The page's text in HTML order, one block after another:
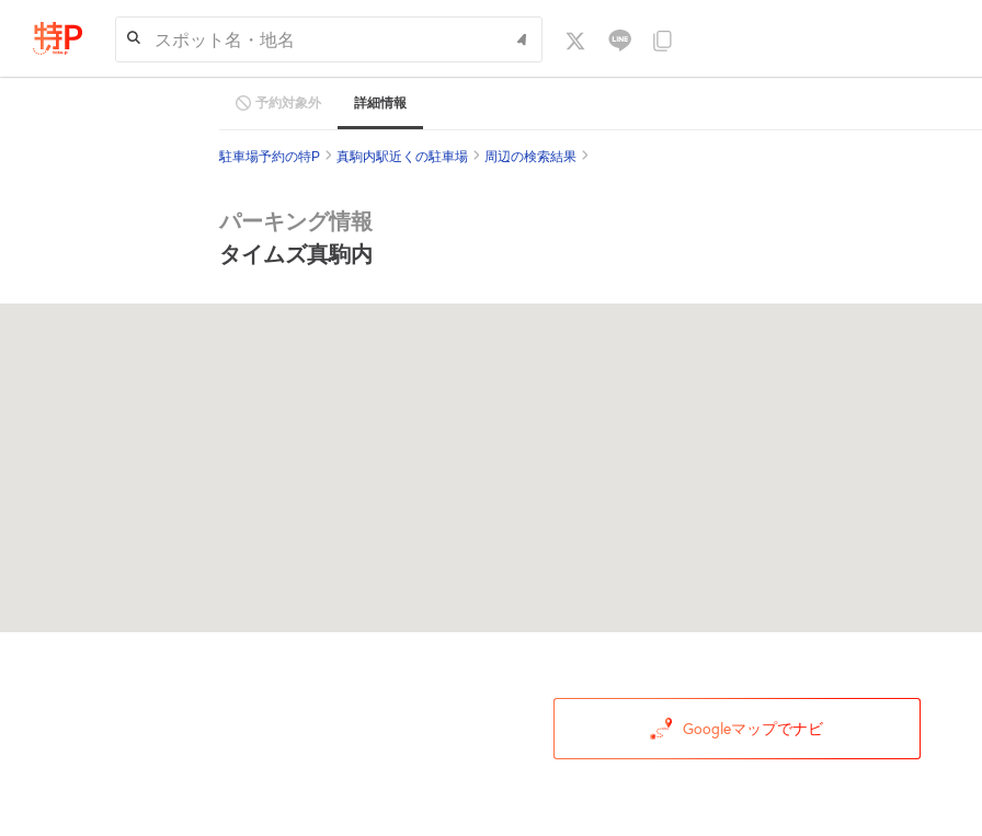
スポット名・地名
予約対象外 詳細情報
駐車場予約の特P 真駒内駅近くの駐車場 周辺の検索結果
パーキング情報
タイムズ真駒内
Googleマップでナビ